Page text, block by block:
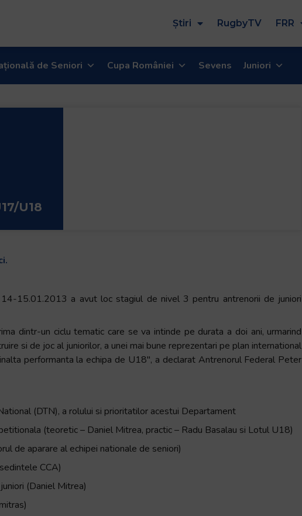
Știri RugbyTV FRR
de Seniori Cupa României Sevens Juniori
U18
15.01.2013 a avut loc stagiul de nivel 3 pentru antrenorii de juniori
dintr-un ciclu tematic care se va intinde pe durata a doi ani, urmarind
si de joc al juniorilor, a unei mai bune reprezentari pe plan international
performanta la echipa de U18″, a declarat Antrenorul Federal Peter
(DTN), a rolului si prioritatilor acestui Departament
(teoretic – Daniel Mitrea, practic – Radu Basalau si Lotul U18)
de aparare al echipei nationale de seniori)
CCA)
(Daniel Mitrea)